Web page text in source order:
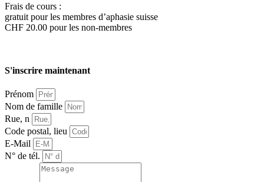
Frais de cours :
gratuit pour les membres d’aphasie suisse
CHF 20.00 pour les non-membres
S'inscrire maintenant
Prénom
Nom de famille
Rue, n
Code postal, lieu
E-Mail
N° de tél.